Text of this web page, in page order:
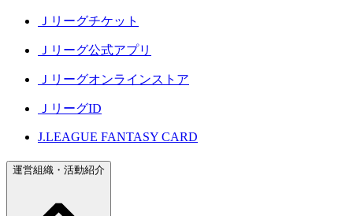
Ｊリーグチケット
Ｊリーグ公式アプリ
Ｊリーグオンラインストア
ＪリーグID
J.LEAGUE FANTASY CARD
運営組織・活動紹介